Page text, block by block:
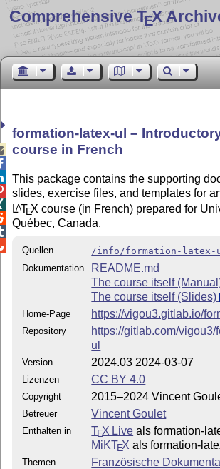
Comprehensive TEX
formation-latex-ul –
course in French
This package contains the supporting
slides, exercise files, and templates for
LATEX course (in French) prepared for
Québec, Canada.
Quellen
/info/formation-latex-
Dokumentation
README.md
The course itself
The course itself (Slides)
Home-Page https://vigou3.gitlab.io/
Repository
https://gitlab.com/vigou3/
ul
Version 2024.03 2024-03-07
Lizenzen CC BY 4.0
Copyright 2015–2024 Vincent
Betreuer Vincent Goulet
Enthalten in TEX Live als formation-
MiKTEX als formation-
Themen
Französische